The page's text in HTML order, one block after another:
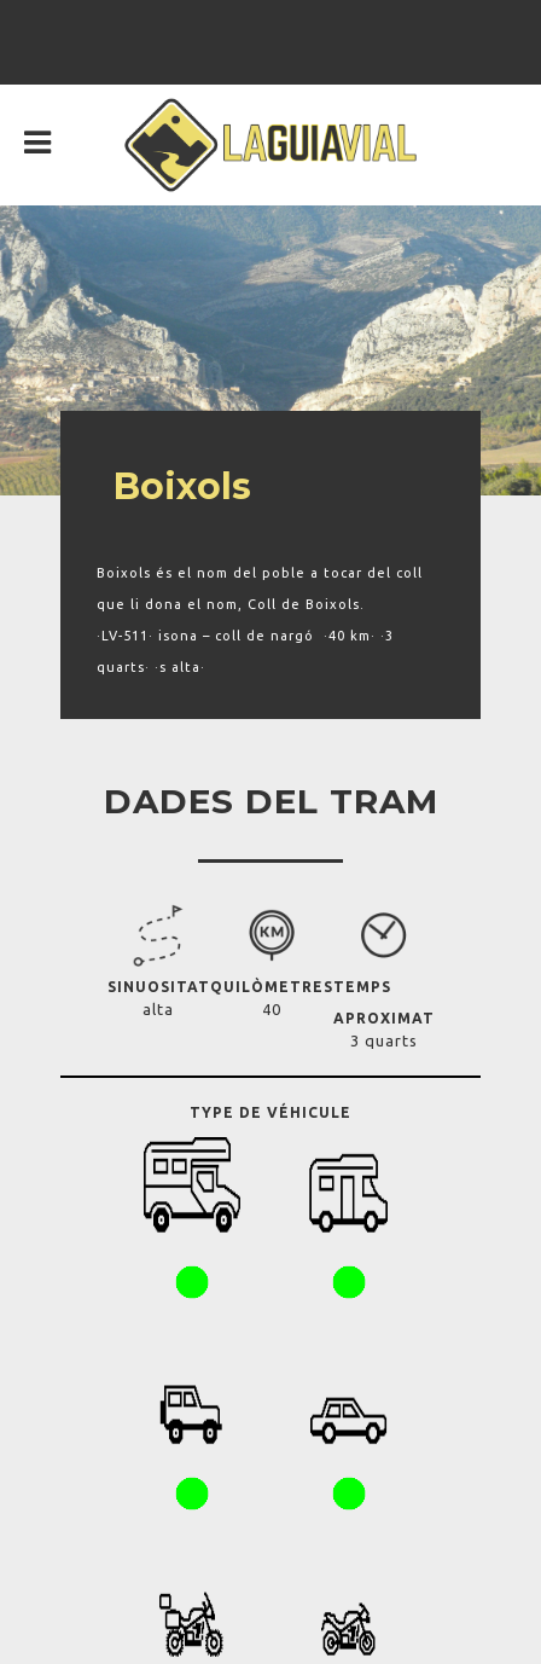
Boixols
Boixols és el nom del poble a tocar del coll
que li dona el nom, Coll de Boixols.
·LV-511· isona – coll de nargó ·40 km· ·3
quarts· ·s alta·
DADES DEL TRAM
SINUOSITAT
alta
QUILÒMETRES
40
TEMPS
APROXIMAT
3 quarts
TYPE DE VÉHICULE